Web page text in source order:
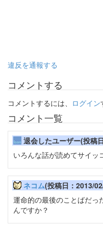
違反を通報する
コメントする
コメントするには、 ログイン
コメント一覧
退会したユーザー(投稿
いろんな話が読めてサイッ
ネコム(投稿日：2013/
運命的の最後のことばだっ
んですか？